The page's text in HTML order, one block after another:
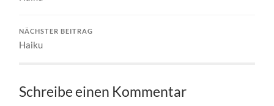
NÄCHSTER BEITRAG
Haiku
Schreibe einen Kommentar